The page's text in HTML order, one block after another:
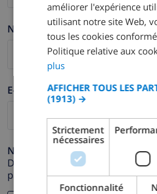
Nom de famille *
E-mail *
Numéro de téléphone *
Dans le cas où votre adresse e-
pas correctement.
améliorer l'expérience
utilisant notre site Web,
tous les cookies
Politique relative aux
plus
AFFICHER TOUS LES
(1913) →
Strictement
nécessaires
Fonctionnalité